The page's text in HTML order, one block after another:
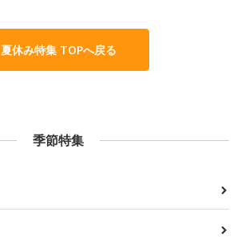
夏休み特集 TOPへ戻る
季節特集